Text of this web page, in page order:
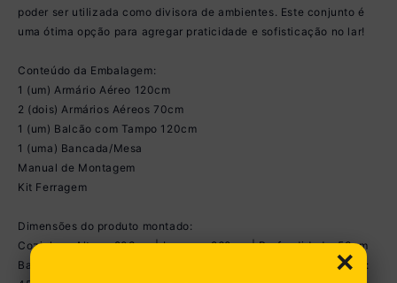
poder ser utilizada como divisora de ambientes. Este conjunto é
uma ótima opção para agregar praticidade e sofisticação no lar!
Conteúdo da Embalagem:
1 (um) Armário Aéreo 120cm
2 (dois) Armários Aéreos 70cm
1 (um) Balcão com Tampo 120cm
1 (uma) Bancada/Mesa
Manual de Montagem
Kit Ferragem
Dimensões do produto montado:
Cozinha - Altura: 203cm | Largura: 260cm | Profundidade: 53cm
Bancada/Mesa - Altura: 91,5cm | Largura: 137cm | Profundidade:
×